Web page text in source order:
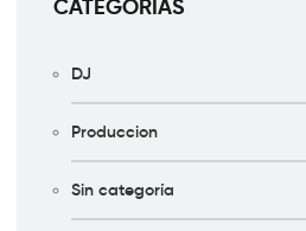
CATEGORÍAS
DJ
Produccion
Sin categoría